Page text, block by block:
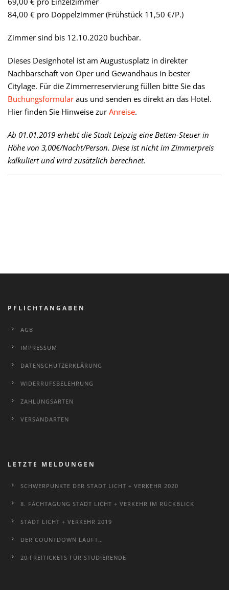
84,00 € pro Doppelzimmer (Frühstück 11,50 €/P.)
Zimmer sind bis 12.10.2020 buchbar.
Dieses Designhotel ist am Augustusplatz in direkter
Nachbarschaft von Oper und Gewandhaus in bester
Citylage. Für die Zimmerreservierung füllen bitte Sie das
Buchungsformular aus und senden es direkt an das Hotel.
Hier finden Sie Hinweise zur Anreise.
Ab 01.01.2019 erhebt die Stadt Leipzig eine Betten-Steuer in
Höhe von 3,00€/Nacht/Person. Diese ist nicht im Zimmerpreis
kalkuliert und wird zusätzlich berechnet.
PFLICHTANGABEN
AGB
IMPRESSUM
DATENSCHUTZERKLÄRUNG
WIDERRUFSBELEHRUNG
ZAHLUNGSARTEN
VERSANDARTEN
LETZTE MELDUNGEN
SCHWERPUNKTE DER STADT LICHT + VERKEHR 2020
8. FACHTAGUNG STADT LICHT + VERKEHR IM RÜCKBLICK
STADT LICHT + VERKEHR 2019
DER COUNTDOWN LÄUFT…
20 FREITICKETS FÜR STUDIERENDE